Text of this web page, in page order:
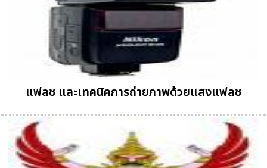
แฟลช และเทคนิคการถ่ายภาพด้วยแสงแฟลช